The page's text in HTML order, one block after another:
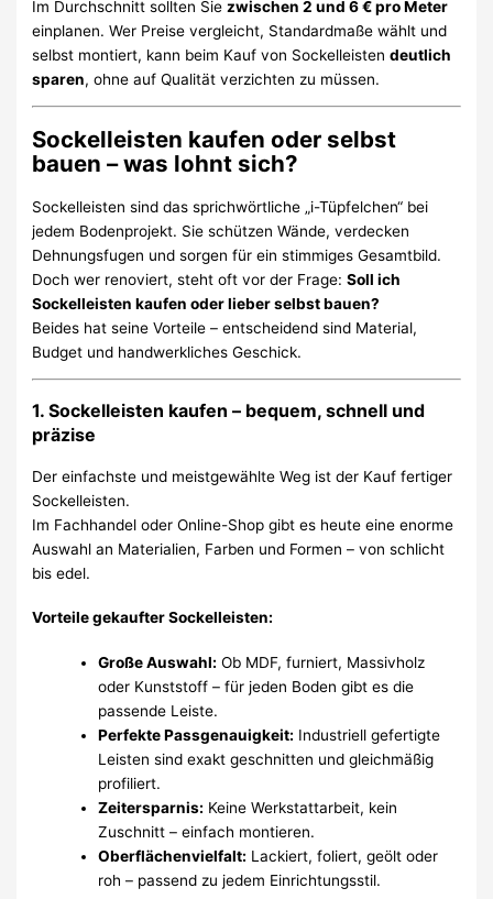
Im Durchschnitt sollten Sie zwischen 2 und 6 € pro Meter
einplanen. Wer Preise vergleicht, Standardmaße wählt und
selbst montiert, kann beim Kauf von Sockelleistendeutlich
sparen, ohne auf Qualität verzichten zu müssen.
Sockelleisten kaufen oder selbst
bauen – was lohnt sich?
Sockelleisten sind das sprichwörtliche „i-Tüpfelchen“ bei
jedem Bodenprojekt. Sie schützen Wände, verdecken
Dehnungsfugen und sorgen für ein stimmiges Gesamtbild.
Doch wer renoviert, steht oft vor der Frage:Soll ich
Sockelleisten kaufen oder lieber selbst bauen?
Beides hat seine Vorteile – entscheidend sind Material,
Budget und handwerkliches Geschick.
1. Sockelleisten kaufen – bequem, schnell und
präzise
Der einfachste und meistgewählte Weg ist der Kauf fertiger
Sockelleisten.
Im Fachhandel oder Online-Shop gibt es heute eine enorme
Auswahl an Materialien, Farben und Formen – von schlicht
bis edel.
Vorteile gekaufter Sockelleisten:
Große Auswahl: Ob MDF, furniert, Massivholz
oder Kunststoff – für jeden Boden gibt es die
passende Leiste.
Perfekte Passgenauigkeit: Industriell gefertigte
Leisten sind exakt geschnitten und gleichmäßig
profiliert.
Zeitersparnis: Keine Werkstattarbeit, kein
Zuschnitt – einfach montieren.
Oberflächenvielfalt: Lackiert, foliert, geölt oder
roh – passend zu jedem Einrichtungsstil.